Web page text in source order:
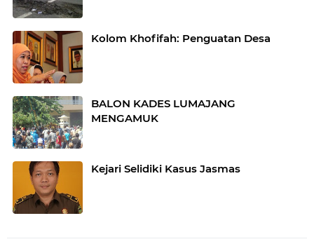
Kolom Khofifah: Penguatan Desa
BALON KADES LUMAJANG
MENGAMUK
Kejari Selidiki Kasus Jasmas